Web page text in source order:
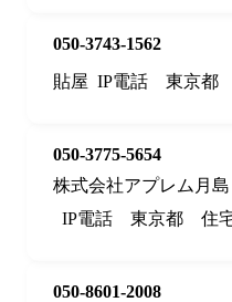
050-3743-1562
貼屋 IP電話 東京都
050-3775-5654
株式会社アプレム月
IP電話
東京都 住
050-8601-2008